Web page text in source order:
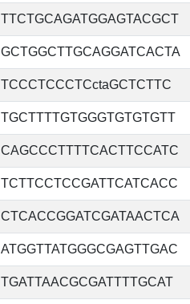
TTCTGCAGATGGAGTACGCT
GCTGGCTTGCAGGATCACTA
TCCCTCCCTCctaGCTCTTC
TGCTTTTGTGGGTGTGTGTT
CAGCCCTTTTCACTTCCATC
TCTTCCTCCGATTCATCACC
CTCACCGGATCGATAACTCA
ATGGTTATGGGCGAGTTGAC
TGATTAACGCGATTTTGCAT